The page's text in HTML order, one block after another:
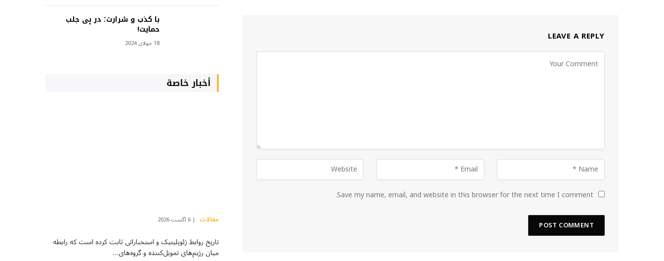
LEAVE A REPLY
Save my name, email, and website in this browser for the next time I comment.
با کذب و شرارت؛ در پی جلب
حمایت!
18 جولای 2024
أخبار خاصة
مقالات 6 آگست 2026
تاریخ روابط ژئوپلیتیک و استخباراتی ثابت کرده است که رابطه
میان رژیم‌های تمویل‌کننده و گروه‌های…